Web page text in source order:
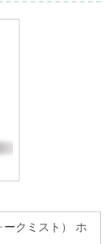
ークミスト） ホ